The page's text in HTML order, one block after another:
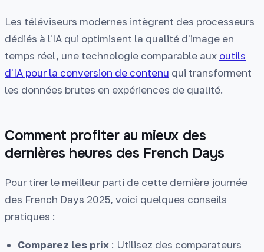
Les téléviseurs modernes intègrent des processeurs
dédiés à l'IA qui optimisent la qualité d'image en
temps réel, une technologie comparable aux outils
d'IA pour la conversion de contenu qui transforment
les données brutes en expériences de qualité.
Comment profiter au mieux des
dernières heures des French Days
Pour tirer le meilleur parti de cette dernière journée
des French Days 2025, voici quelques conseils
pratiques :
Comparez les prix : Utilisez des comparateurs